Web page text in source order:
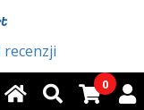
recenzji
0